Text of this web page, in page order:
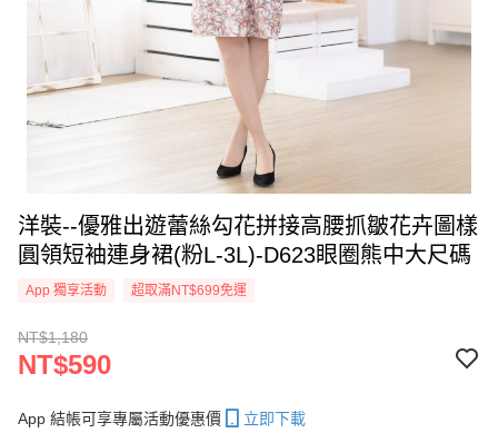
洋裝--優雅出遊蕾絲勾花拼接高腰抓皺花卉圖樣
圓領短袖連身裙(粉L-3L)-D623眼圈熊中大尺碼
App 獨享活動 超取滿NT$699免運
NT$1,180
NT$590
App 結帳可享專屬活動優惠價 立即下載